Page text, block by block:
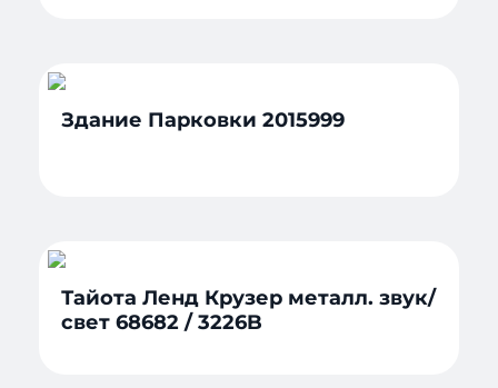
Здание Парковки 2015999
Тайота Ленд Крузер металл. звук/
свет 68682 / 3226B